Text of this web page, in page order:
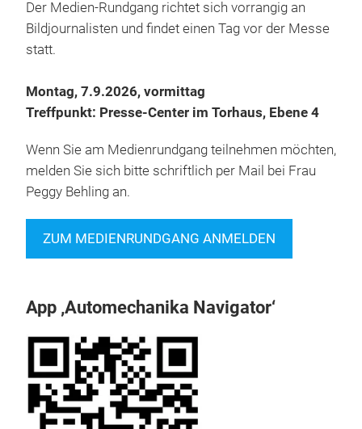
Der Medien-Rundgang richtet sich vorrangig an
Bildjournalisten und findet einen Tag vor der Messe
statt.
Montag, 7.9.2026, vormittag
Treffpunkt: Presse-Center im Torhaus, Ebene 4
Wenn Sie am Medienrundgang teilnehmen möchten,
melden Sie sich bitte schriftlich per Mail bei Frau
Peggy Behling an.
ZUM MEDIENRUNDGANG ANMELDEN
App ‚Automechanika Navigator‘